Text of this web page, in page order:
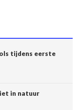
tijdens eerste
in natuur